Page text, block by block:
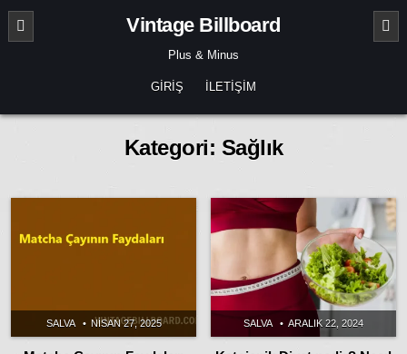
Skip
content
Vintage Billboard
Plus & Minus
GIRIŞ İLETIŞIM
Kategori: Sağlık
SALVA NISAN 27, 2025 SALVA ARALIK 22, 2024